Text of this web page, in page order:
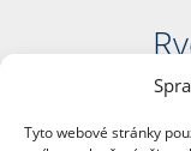
Tyto webové stránky